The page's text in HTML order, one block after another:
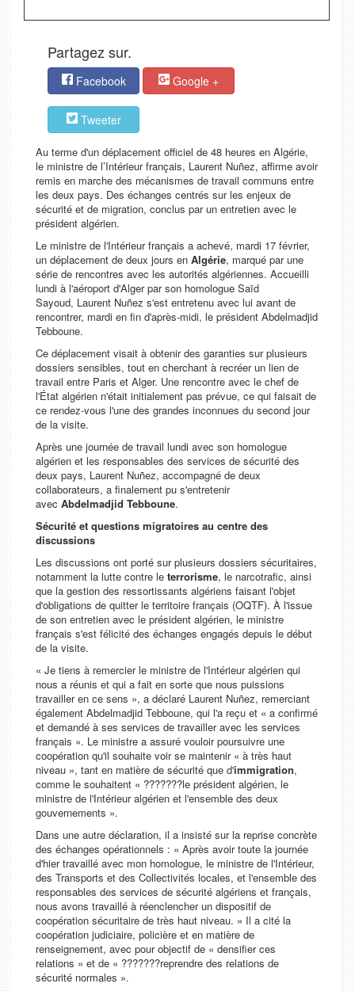
Partagez sur.
Facebook Google +
Tweeter
Au terme d'un déplacement officiel de 48 heures en Algérie,
le ministre de l’Intérieur français, Laurent Nuñez, affirme avoir
remis en marche des mécanismes de travail communs entre
les deux pays. Des échanges centrés sur les enjeux de
sécurité et de migration, conclus par un entretien avec le
président algérien.
Le ministre de l'Intérieur français a achevé, mardi 17 février,
un déplacement de deux jours en Algérie, marqué par une
série de rencontres avec les autorités algériennes. Accueilli
lundi à l'aéroport d'Alger par son homologue Saïd
Sayoud, Laurent Nuñez s'est entretenu avec lui avant de
rencontrer, mardi en fin d'après-midi, le président Abdelmadjid
Tebboune.
Ce déplacement visait à obtenir des garanties sur plusieurs
dossiers sensibles, tout en cherchant à recréer un lien de
travail entre Paris et Alger. Une rencontre avec le chef de
l'État algérien n'était initialement pas prévue, ce qui faisait de
ce rendez-vous l'une des grandes inconnues du second jour
de la visite.
Après une journée de travail lundi avec son homologue
algérien et les responsables des services de sécurité des
deux pays, Laurent Nuñez, accompagné de deux
collaborateurs, a finalement pu s'entretenir
avec Abdelmadjid Tebboune.
Sécurité et questions migratoires au centre des
discussions
Les discussions ont porté sur plusieurs dossiers sécuritaires,
notamment la lutte contre le terrorisme, le narcotrafic, ainsi
que la gestion des ressortissants algériens faisant l'objet
d'obligations de quitter le territoire français (OQTF). À l'issue
de son entretien avec le président algérien, le ministre
français s'est félicité des échanges engagés depuis le début
de la visite.
« Je tiens à remercier le ministre de l'Intérieur algérien qui
nous a réunis et qui a fait en sorte que nous puissions
travailler en ce sens », a déclaré Laurent Nuñez, remerciant
également Abdelmadjid Tebboune, qui l'a reçu et « a confirmé
et demandé à ses services de travailler avec les services
français ». Le ministre a assuré vouloir poursuivre une
coopération qu'il souhaite voir se maintenir « à très haut
niveau », tant en matière de sécurité que d'immigration,
comme le souhaitent « ???????le président algérien, le
ministre de l'Intérieur algérien et l'ensemble des deux
gouvernements ».
Dans une autre déclaration, il a insisté sur la reprise concrète
des échanges opérationnels : « Après avoir toute la journée
d'hier travaillé avec mon homologue, le ministre de l'Intérieur,
des Transports et des Collectivités locales, et l'ensemble des
responsables des services de sécurité algériens et français,
nous avons travaillé à réenclencher un dispositif de
coopération sécuritaire de très haut niveau. » Il a cité la
coopération judiciaire, policière et en matière de
renseignement, avec pour objectif de « densifier ces
relations » et de « ???????reprendre des relations de
sécurité normales ».